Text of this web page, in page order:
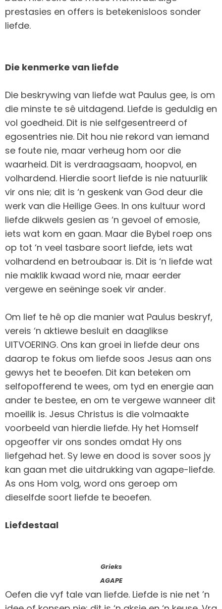
prestasies en offers is betekenisloos sonder
liefde.
Die kenmerke van liefde
Die beskrywing van liefde wat Paulus gee, is om
die minste te sê uitdagend. Liefde is geduldig en
vol goedheid. Dit is nie selfgesentreerd of
egosentries nie. Dit hou nie rekord van iemand
se foute nie, maar verheug hom oor die
waarheid. Dit is verdraagsaam, hoopvol, en
volhardend. Hierdie soort liefde is nie natuurlik
vir ons nie; dit is ‘n geskenk van God deur die
werk van die Heilige Gees. In ons kultuur word
liefde dikwels gesien as ‘n gevoel of emosie,
iets wat kom en gaan. Maar die Bybel roep ons
op tot ‘n veel tasbare soort liefde, iets wat
volhardend en betroubaar is. Dit is ‘n liefde wat
nie maklik kwaad word nie, maar eerder
vergewe en seëninge soek vir ander.
Om lief te hê op die manier wat Paulus beskryf,
vereis ‘n aktiewe besluit en daaglikse
UITVOERING. Ons kan groei in liefde deur ons
daarop te fokus om liefde soos Jesus aan ons
gewys het te beoefen. Dit kan beteken om
selfopofferend te wees, om tyd en energie aan
ander te bestee, en om te vergewe wanneer dit
moeilik is. Jesus Christus is die volmaakte
voorbeeld van hierdie liefde. Hy het Homself
opgeoffer vir ons sondes omdat Hy ons
liefgehad het. Sy lewe en dood is sover soos jy
kan gaan met die uitdrukking van agape-liefde.
As ons Hom volg, word ons geroep om
dieselfde soort liefde te beoefen.
Liefdestaal
Grieks
AGAPE
Oefen die vyf tale van liefde. Liefde is nie net ’n